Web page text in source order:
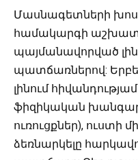
Մասնագետների
համակարգի
պայմանավորված
պատճառներով:
լինում
ֆիզիկական
ուռուցքներ), ուստի
ձեռնարկելը